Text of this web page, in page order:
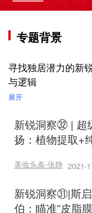
专题背景
寻找独居潜力的新
与逻辑
展开
新锐洞察㉜ | 超
扬：植物提取+
美妆头条-张静 2021-
新锐洞察㉛|斯
伯：瞄准“皮脂